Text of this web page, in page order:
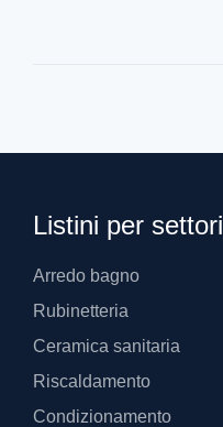
Listini per settori
Arredo bagno
Rubinetteria
Ceramica sanitaria
Riscaldamento
Condizionamento